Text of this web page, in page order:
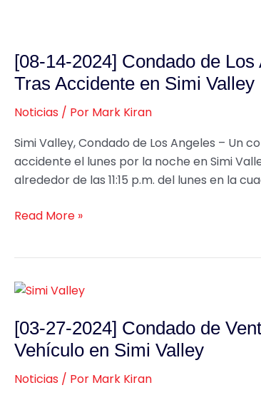
[08-14-2024] Condado de
Tras Accidente en Simi Valley
Noticias / Por Mark Kiran
Simi Valley, Condado de Los Angeles – Un
accidente el lunes por la noche en Simi
alrededor de las 11:15 p.m. del lunes en la
2024]
Condado
Los
Angeles,
de
Tras
en
Simi
Valley
Read More »
[03-27-2024] Condado de
Vehículo en Simi Valley
Noticias / Por Mark Kiran
[03-
2024]
Condado
Ventura,